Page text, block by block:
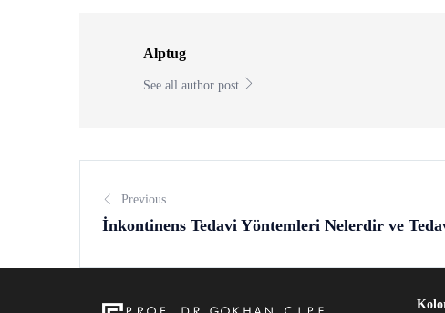
Alptug
See all author post
Previous
İnkontinens Tedavi Yöntemleri Nelerdir ve